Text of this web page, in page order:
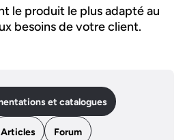
le produit le plus adapté au
besoins de votre client.
et catalogues
Articles Forum